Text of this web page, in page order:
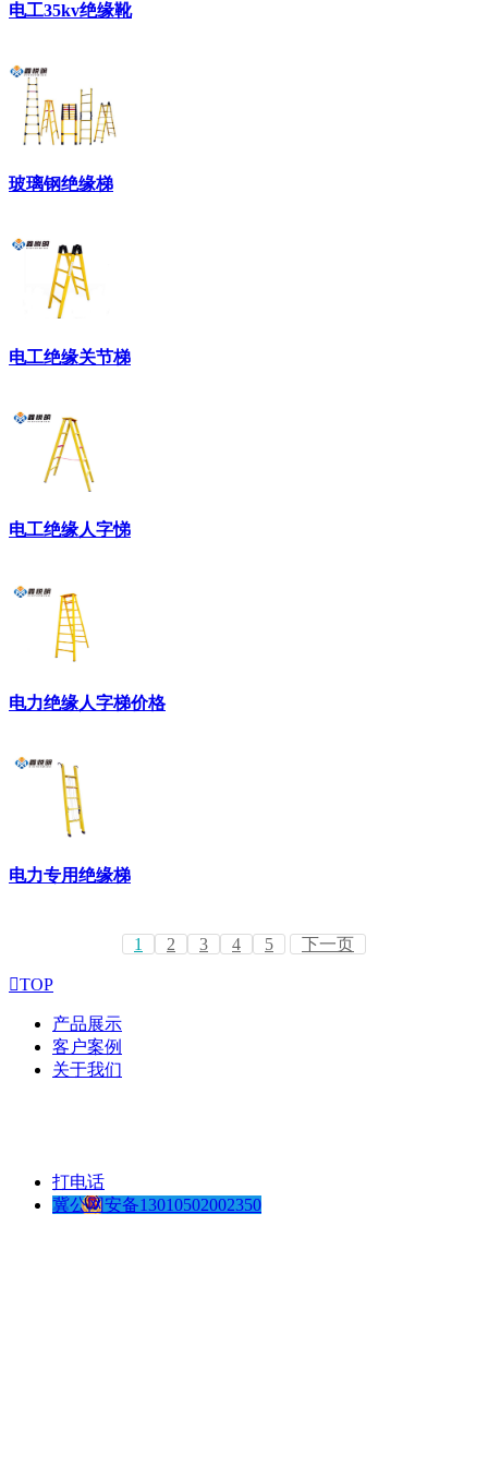
电工35kv绝缘靴
玻璃钢绝缘梯
电工绝缘关节梯
电工绝缘人字悌
电力绝缘人字梯价格
电力专用绝缘梯
1 2 3 4 5 下一页
TOP
产品展示
客户案例
关于我们
打电话
冀公网安备13010502002350